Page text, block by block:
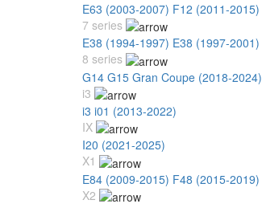
E63 (2003-2007) F12 (2011-2015)
7 series
E38 (1994-1997) E38 (1997-2001)
8 series
G14 G15 Gran Coupe (2018-2024)
i3
i3 i01 (2013-2022)
IX
I20 (2021-2025)
X1
E84 (2009-2015) F48 (2015-2019)
X2